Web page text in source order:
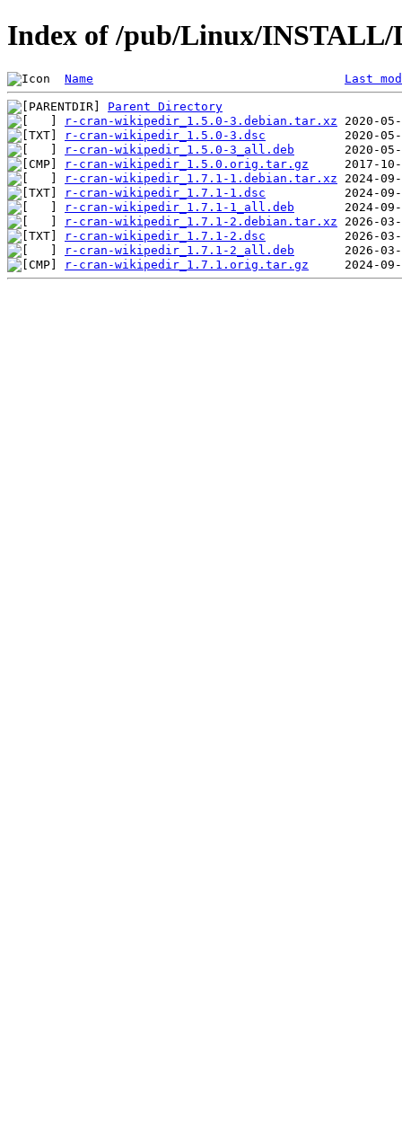
Index of /pub/Linux/
Name Last
Parent Directory
r-cran-wikipedir_1.5.0-3.debian.tar.xz
r-cran-wikipedir_1.5.0-3.dsc
r-cran-wikipedir_1.5.0-3_all.deb
r-cran-wikipedir_1.5.0.orig.tar.gz
r-cran-wikipedir_1.7.1-1.debian.tar.xz
r-cran-wikipedir_1.7.1-1.dsc
r-cran-wikipedir_1.7.1-1_all.deb
r-cran-wikipedir_1.7.1-2.debian.tar.xz
r-cran-wikipedir_1.7.1-2.dsc
r-cran-wikipedir_1.7.1-2_all.deb
r-cran-wikipedir_1.7.1.orig.tar.gz